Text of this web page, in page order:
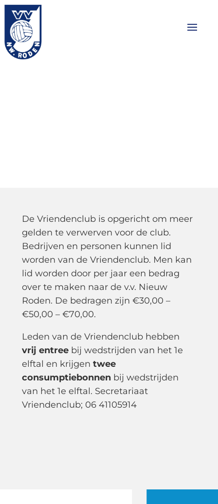
De Vriendenclub is opgericht om meer
gelden te verwerven voor de club.
Bedrijven en personen kunnen lid
worden van de Vriendenclub. Men kan
lid worden door per jaar een bedrag
over te maken naar de v.v. Nieuw
Roden. De bedragen zijn €30,00 –
€50,00 – €70,00.
Leden van de Vriendenclub hebben
vrij entreebij wedstrijden van het 1e
elftal en krijgen twee
consumptiebonnenbij wedstrijden
van het 1e elftal. Secretariaat
Vriendenclub; 06 41105914